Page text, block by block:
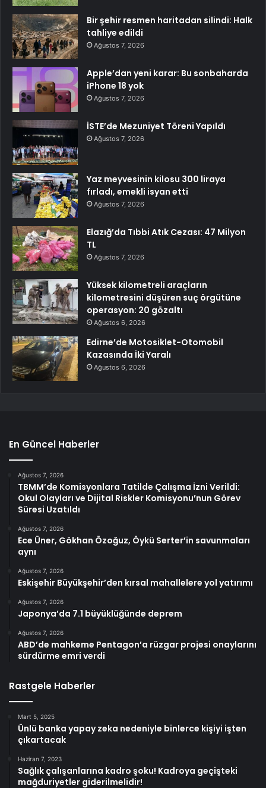
Bir şehir resmen haritadan silindi: Halk
tahliye edildi
Ağustos 7, 2026
Apple’dan yeni karar: Bu sonbaharda
iPhone 18 yok
Ağustos 7, 2026
İSTE’de Mezuniyet Töreni Yapıldı
Ağustos 7, 2026
Yaz meyvesinin kilosu 300 liraya
fırladı, emekli isyan etti
Ağustos 7, 2026
Elazığ’da Tıbbi Atık Cezası: 47 Milyon
TL
Ağustos 7, 2026
Yüksek kilometreli araçların
kilometresini düşüren suç örgütüne
operasyon: 20 gözaltı
Ağustos 6, 2026
Edirne’de Motosiklet-Otomobil
Kazasında İki Yaralı
Ağustos 6, 2026
En Güncel Haberler
Ağustos 7, 2026
TBMM’de Komisyonlara Tatilde Çalışma İzni Verildi:
Okul Olayları ve Dijital Riskler Komisyonu’nun Görev
Süresi Uzatıldı
Ağustos 7, 2026
Ece Üner, Gökhan Özoğuz, Öykü Serter’in savunmaları
aynı
Ağustos 7, 2026
Eskişehir Büyükşehir’den kırsal mahallelere yol yatırımı
Ağustos 7, 2026
Japonya’da 7.1 büyüklüğünde deprem
Ağustos 7, 2026
ABD’de mahkeme Pentagon’a rüzgar projesi onaylarını
sürdürme emri verdi
Rastgele Haberler
Mart 5, 2025
Ünlü banka yapay zeka nedeniyle binlerce kişiyi işten
çıkartacak
Haziran 7, 2023
Sağlık çalışanlarına kadro şoku! Kadroya geçişteki
mağduriyetler giderilmelidir!